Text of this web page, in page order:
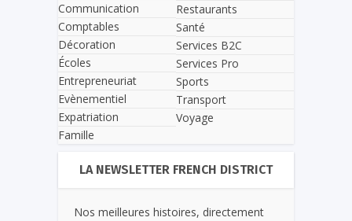
Communication
Comptables
Décoration
Écoles
Entrepreneuriat
Evènementiel
Expatriation
Famille
Restaurants
Santé
Services B2C
Services Pro
Sports
Transport
Voyage
LA NEWSLETTER FRENCH DISTRICT
Nos meilleures histoires, directement